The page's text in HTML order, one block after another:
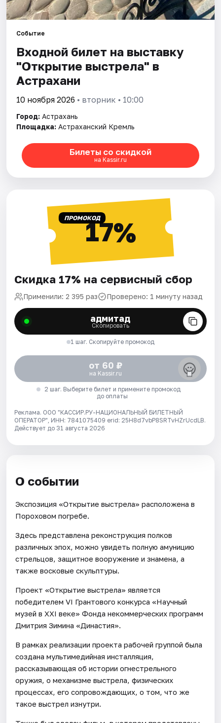
Событие
Входной билет на выставку
"Открытие выстрела" в
Астрахани
10 ноября 2026 • вторник • 10:00
Город: Астрахань
Площадка: Астраханский Кремль
Билеты со скидкой
на Kassir.ru
ПРОМОКОД17%
Скидка 17% на сервисный сбор
Применили: 2 395 раз Проверено: 1 минуту назад
адмитад
Скопировать
1 шаг. Скопируйте промокод
от 60 ₽
на Kassir.ru
2 шаг. Выберите билет и примените промокод
до оплаты
Реклама. ООО "КАССИР.РУ-НАЦИОНАЛЬНЫЙ БИЛЕТНЫЙ
ОПЕРАТОР", ИНН: 7841075409 erid: 25H8d7vbP8SRTvHZrUcdLB.
Действует до 31 августа 2026
О событии
Экспозиция «Открытие выстрела» расположена в
Пороховом погребе.
Здесь представлена реконструкция полков
различных эпох, можно увидеть полную амуницию
стрельцов, защитное вооружение и знамена, а
также восковые скульптуры.
Проект «Открытие выстрела» является
победителем VI Грантового конкурса «Научный
музей в XXI веке» Фонда некоммерческих программ
Дмитрия Зимина «Династия».
В рамках реализации проекта рабочей группой была
создана мультимедийная инсталляция,
рассказывающая об истории огнестрельного
оружия, о механизме выстрела, физических
процессах, его сопровождающих, о том, что же
такое выстрел изнутри.